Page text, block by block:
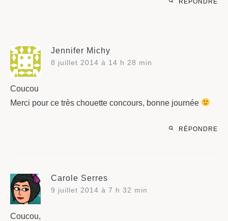
RÉPONDRE
Jennifer Michy
8 juillet 2014 à 14 h 28 min
Coucou
Merci pour ce très chouette concours, bonne journée
RÉPONDRE
Carole Serres
9 juillet 2014 à 7 h 32 min
Coucou,